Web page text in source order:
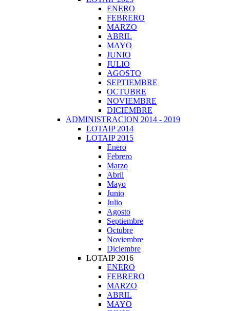
ENERO
FEBRERO
MARZO
ABRIL
MAYO
JUNIO
JULIO
AGOSTO
SEPTIEMBRE
OCTUBRE
NOVIEMBRE
DICIEMBRE
ADMINISTRACION 2014 - 2019
LOTAIP 2014
LOTAIP 2015
Enero
Febrero
Marzo
Abril
Mayo
Junio
Julio
Agosto
Septiembre
Octubre
Noviembre
Diciembre
LOTAIP 2016
ENERO
FEBRERO
MARZO
ABRIL
MAYO